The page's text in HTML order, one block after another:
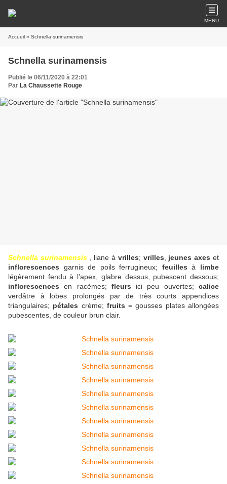
MENU
Accueil » Schnella surinamensis
Schnella surinamensis
Publié le 06/11/2020 à 22:01
Par La Chaussette Rouge
Schnella surinamensis, liane à vrilles; vrilles jeunes axes et
inflorescences garnis de poils ferrugineux; feuillesà limbe
légèrement fendu à l'apex, glabre dessus, pubescent dessous;
inflorescencesen racèmes; fleurs ici peu ouvertes;calice
verdâtre à lobes prolongés par de très courts appendices
triangulaires; pétales crème; fruits= gousses plates allongées
pubescentes, de couleur brun clair.